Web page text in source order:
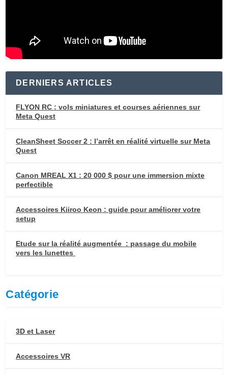
DERNIERS ARTICLES
FLYON RC : vols miniatures et courses aériennes sur
Meta Quest
CleanSheet Soccer 2 : l’arrêt en réalité virtuelle sur Meta
Quest
Canon MREAL X1 : 20 000 $ pour une immersion mixte
perfectible
Accessoires Kiiroo Keon : guide pour améliorer votre
setup
Etude sur la réalité augmentée : passage du mobile
vers les lunettes
Catégorie
3D et Laser
Accessoires VR